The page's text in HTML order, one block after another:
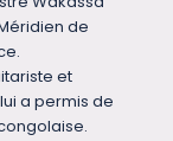
de
et
a permis de